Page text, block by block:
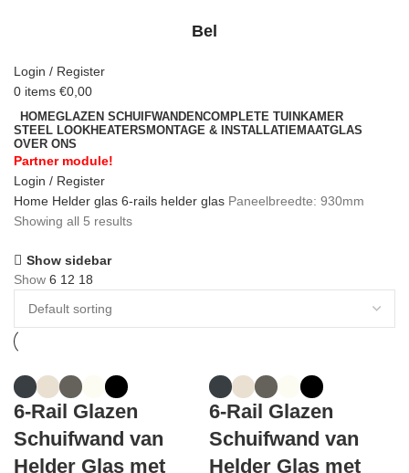
Bel
Login / Register
0 items €0,00
HOMEGLAZEN SCHUIFWANDENCOMPLETE TUINKAMER
STEEL LOOKHEATERSMONTAGE & INSTALLATIEMAATGLAS
OVER ONS
Partner module!
Login / Register
Home Helder glas 6-rails helder glas Paneelbreedte: 930mm
Showing all 5 results
Show sidebar
Show 6 12 18
6-Rail Glazen
Schuifwand van
Helder Glas met
6-Rail Glazen
Schuifwand van
Helder Glas met